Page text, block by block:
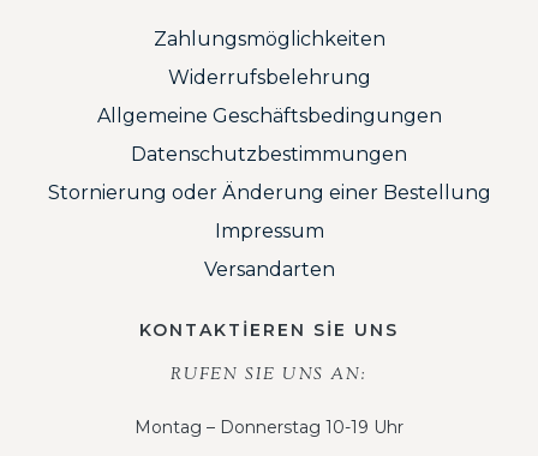
Zahlungsmöglichkeiten
Widerrufsbelehrung
Allgemeine Geschäftsbedingungen
Datenschutzbestimmungen
Stornierung oder Änderung einer Bestellung
Impressum
Versandarten
KONTAKTİEREN SİE UNS
RUFEN SIE UNS AN:
Montag – Donnerstag 10-19 Uhr